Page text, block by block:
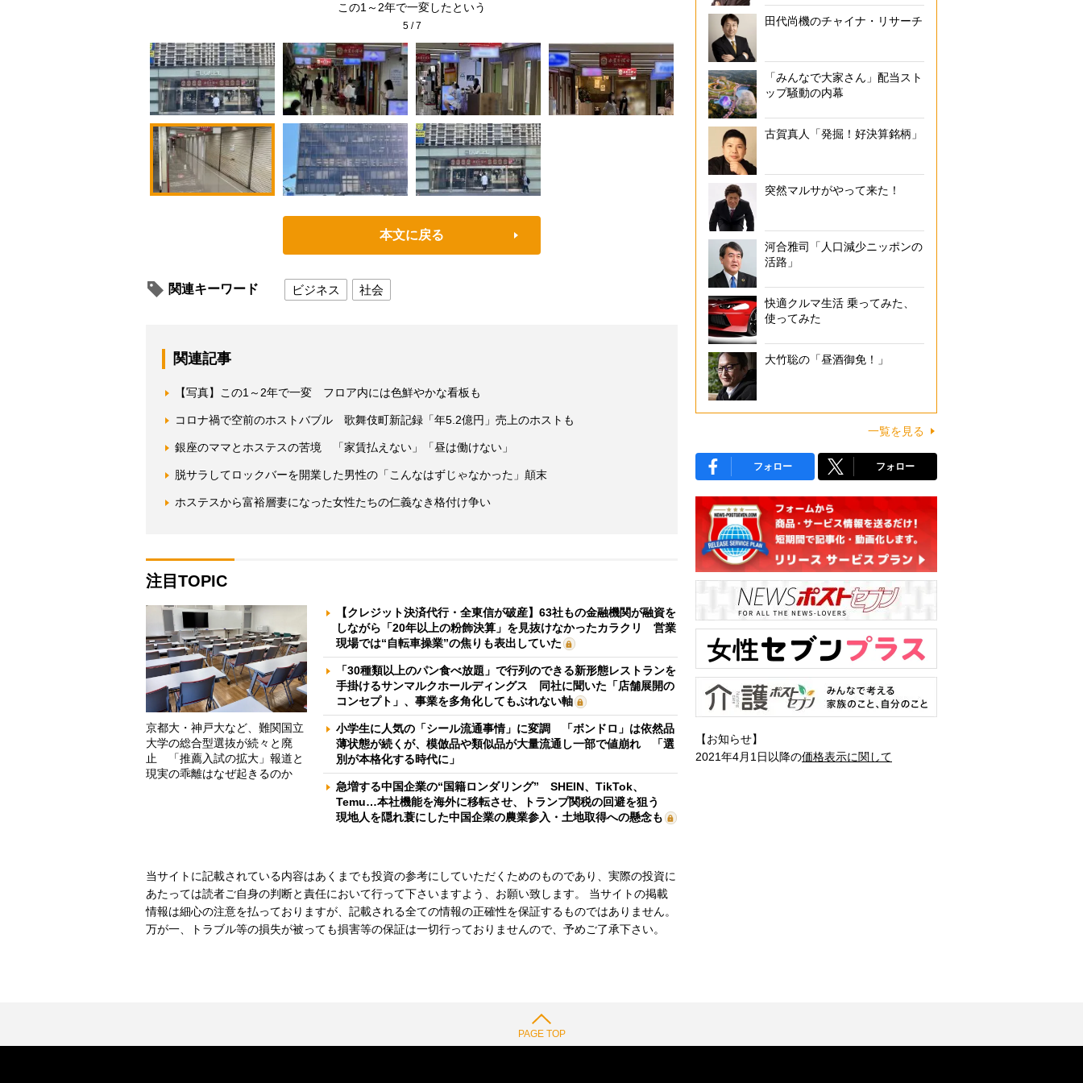
この1～2年で一変したという ニュー新橋ビルは近いうちに建て替えで取り壊されることが決まっ
5/7
本文に戻る
関連キーワード ビジネス 社会
関連記事
【写真】この1～2年で一変 フロア内には色鮮やかな看板も
コロナ禍で空前のホストバブル 歌舞伎町新記録「年5.2億円」売上のホストも
銀座のママとホステスの苦境 「家賃払えない」「昼は働けない」
脱サラしてロックバーを開業した男性の「こんなはずじゃなかった」顛末
ホステスから富裕層妻になった女性たちの仁義なき格付け争い
注目TOPIC
京都大・神戸大など、難関国立
大学の総合型選抜が続々と廃
止 「推薦入試の拡大」報道と
現実の乖離はなぜ起きるのか
【クレジット決済代行・全東信が破産】63社もの金融機関が融資を
しながら「20年以上の粉飾決算」を見抜けなかったカラクリ 営業
現場では“自転車操業”の焦りも表出していた
「30種類以上のパン食べ放題」で行列のできる新形態レストランを
手掛けるサンマルクホールディングス 同社に聞いた「店舗展開の
コンセプト」、事業を多角化してもぶれない軸
小学生に人気の「シール流通事情」に変調 「ボンドロ」は依然品
薄状態が続くが、模倣品や類似品が大量流通し一部で値崩れ 「選
別が本格化する時代に」
急増する中国企業の“国籍ロンダリング” SHEIN、TikTok、
Temu…本社機能を海外に移転させ、トランプ関税の回避を狙う
現地人を隠れ蓑にした中国企業の農業参入・土地取得への懸念も
当サイトに記載されている内容はあくまでも投資の参考にしていただくためのものであり、実際の投資に
あたっては読者ご自身の判断と責任において行って下さいますよう、お願い致します。 当サイトの掲載
情報は細心の注意を払っておりますが、記載される全ての情報の正確性を保証するものではありません。
万が一、トラブル等の損失が被っても損害等の保証は一切行っておりませんので、予めご了承下さい。
田代尚機のチャイナ・リサーチ
「みんなで大家さん」配当スト
ップ騒動の内幕
古賀真人「発掘！好決算銘柄」
突然マルサがやって来た！
河合雅司「人口減少ニッポンの
活路」
快適クルマ生活 乗ってみた、
使ってみた
大竹聡の「昼酒御免！」
一覧を見る
フォロー フォロー
【お知らせ】
2021年4月1日以降の価格表示に関して
PAGE TOP